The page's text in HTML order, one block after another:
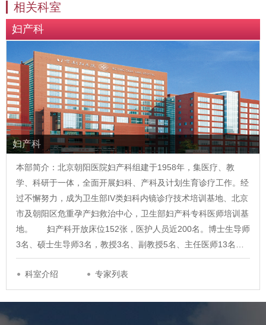
相关科室
妇产科
妇产科
本部简介：北京朝阳医院妇产科组建于1958年，集医疗、教
学、科研于一体，全面开展妇科、产科及计划生育诊疗工作。经
过不懈努力，成为卫生部IV类妇科内镜诊疗技术培训基地、北京
市及朝阳区危重孕产妇救治中心，卫生部妇产科专科医师培训基
地。 妇产科开放床位152张，医护人员近200名。博士生导师
3名、硕士生导师3名，教授3名、副教授5名、主任医师13名…
科室介绍 专家列表